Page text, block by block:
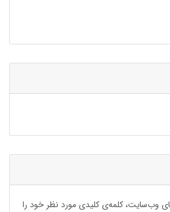
وب‌سایت، کلمه‌ی کلیدی مورد نظر خود را